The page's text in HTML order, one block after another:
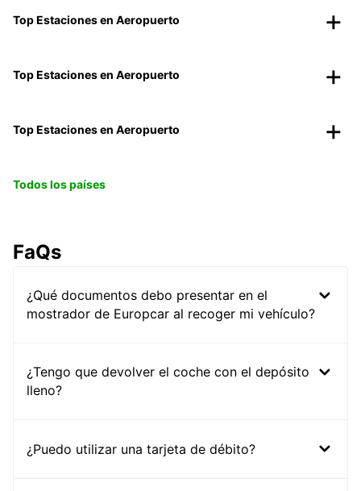
Top Estaciones en Aeropuerto
Top Estaciones en Aeropuerto
Top Estaciones en Aeropuerto
Todos los países
FaQs
¿Qué documentos debo presentar en el
mostrador de Europcar al recoger mi vehículo?
¿Tengo que devolver el coche con el depósito
lleno?
¿Puedo utilizar una tarjeta de débito?